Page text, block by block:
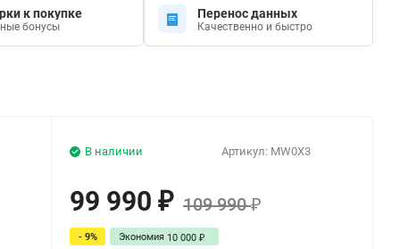
к покупке
бонусы
Перенос данных
Качественно и быстро
Артикул: MW0X3
В наличии
99 990₽ 109 990₽
- 9% Экономия 10 000₽